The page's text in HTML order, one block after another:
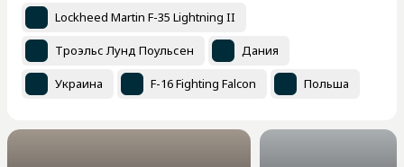
Lockheed Martin F-35 Lightning II
Троэльс Лунд Поульсен Дания
Украина F-16 Fighting Falcon Польша